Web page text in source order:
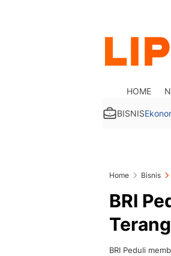
HOME
BISNIS
Home Bisnis
BRI
BRI Peduli